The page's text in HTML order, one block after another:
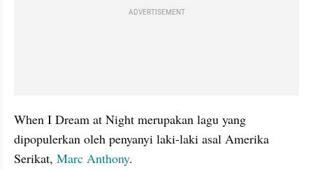
ADVERTISEMENT
When I Dream at Night merupakan lagu yang
dipopulerkan oleh penyanyi laki-laki asal Amerika
Serikat, Marc Anthony.